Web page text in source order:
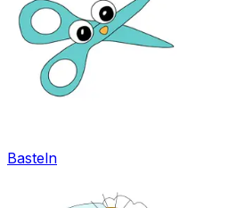
Basteln